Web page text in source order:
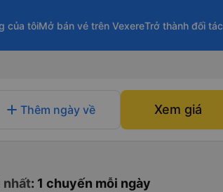
của tôiMở bán vé trên VexereTrở thành đối tác
add Thêm ngày về Xem giá
nhất: 1 chuyến mỗi ngày